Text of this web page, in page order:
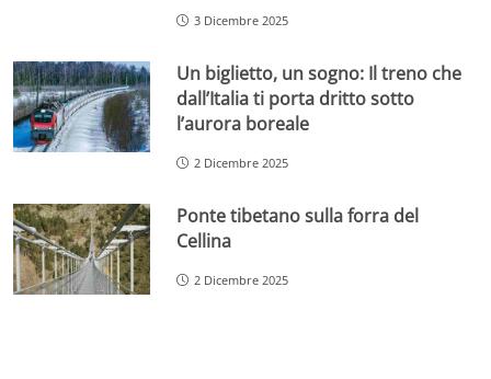
3 Dicembre 2025
Un biglietto, un sogno: Il treno che
dall’Italia ti porta dritto sotto
l’aurora boreale
2 Dicembre 2025
Ponte tibetano sulla forra del
Cellina
2 Dicembre 2025